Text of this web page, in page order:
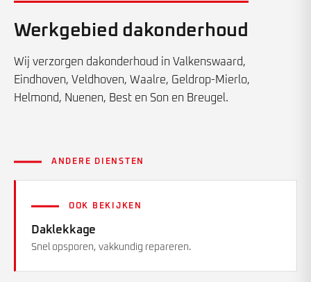
Werkgebied dakonderhoud
Wij verzorgen dakonderhoud in Valkenswaard,
Eindhoven, Veldhoven, Waalre, Geldrop-Mierlo,
Helmond, Nuenen, Best en Son en Breugel.
ANDERE DIENSTEN
OOK BEKIJKEN
Daklekkage
Snel opsporen, vakkundig repareren.